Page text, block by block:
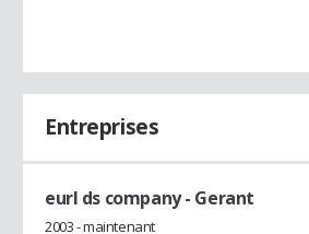
Entreprises
eurl ds company- Gerant
2003 - maintenant